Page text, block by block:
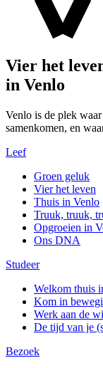
Vier het
in Venlo
Venlo is de plek
samenkomen, en
Leef
Groen geluk
Vier het leven
Thuis in Venlo
Truuk, truuk,
Opgroeien in
Ons DNA
Studeer
Welkom thuis
Kom in
Werk aan de
De tijd van je
Bezoek